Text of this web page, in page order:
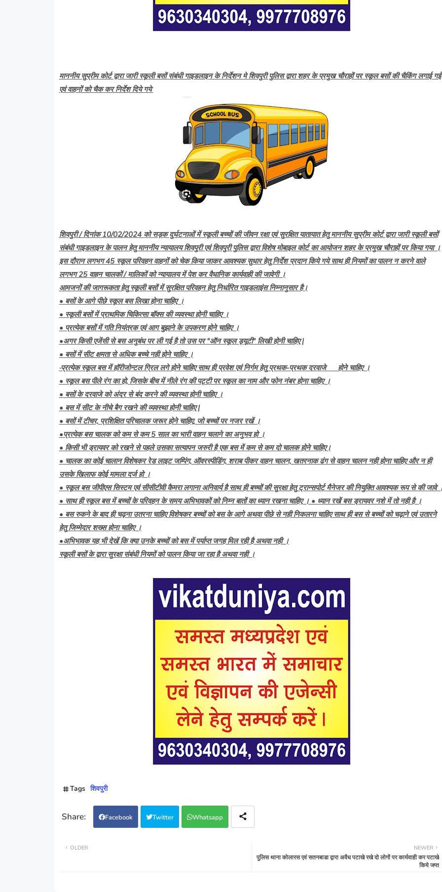
माननीय सुप्रीम कोर्ट द्वारा जारी स्कूली बसों संबंधी गाइडलाइन के निर्देशन मे शिवपुरी पुलिस द्वारा शहर के प्रमुख चौराहों पर स्कूल बसों की चैकिंग लगाई गई
एवं वाहनों को चैक कर निर्देश दिये गये
शिवपुरी / दिनांक 10/02/2024 को सड़क दुर्घटनाओं में स्कूली बच्चों की जीवन रक्षा एवं सुरक्षित यातायात हेतु माननीय सुप्रीम कोर्ट द्वारा जारी स्कूली बसों
संबंधी गाइडलाइन के पालन हेतु माननीय न्यायालय शिवपुरी एवं शिवपुरी पुलिस द्वारा विशेष मोबाइल कोर्ट का आयोजन शहर के प्रमुख चौराहों पर किया गया ।
इस दौरान लगभग 45 स्कूल परिवहन वाहनों को चेक किया जाकर आवश्यक सुधार हेतु निर्देश प्रदान किये गये साथ ही नियमों का पालन न करने वाले
लगभग 25 वाहन चालकों / मालिकों को न्यायालय में पेश कर वैधानिक कार्यवाही की जावेगी ।
आमजनों की जागरूकता हेतु स्कूली बसों में सुरक्षित परिवहन हेतु निर्धारित गाइडलाइंस निम्नानुसार है।
• बसों के आगे पीछे स्कूल बस लिखा होना चाहिए ।
• स्कूली बसों में प्राथमिक चिकित्सा बॉक्स की व्यवस्था होनी चाहिए ।
• प्रत्येक बसों में गति नियंत्रक एवं आग बुझाने के उपकरण होने चाहिए ।
•अगर किसी एजेंसी से बस अनुबंध पर ली गई है तो उस पर "ऑन स्कूल ड्यूटी" लिखी होनी चाहिए |
• बसों में सीट क्षमता से अधिक बच्चे नही होने चाहिए ।
·प्रत्येक स्कूल बस में हॉरीजोन्टल ग्रिल लगे होने चाहिए साथ ही प्रवेश एवं निर्गम हेतु प्रथक-प्रथक दरवाजे होने चाहिए ।
• स्कूल बस पीले रंग का हो, जिसके बीच में नीले रंग की पट्टी पर स्कूल का नाम और फोन नंबर होना चाहिए ।
• बसों के दरवाजे को अंदर से बंद करने की व्यवस्था होनी चाहिए ।
• बस में सीट के नीचे बैग रखने की व्यवस्था होनी चाहिए |
• बसों में टीचर, प्रशिक्षित परिचालक जरूर होने चाहिए, जो बच्चों पर नजर रखें ।
•प्रत्येक बस चालक को कम से कम 5 साल का भारी वाहन चलाने का अनुभव हो ।
• किसी भी ड्रायवर को रखने से पहले उसका सत्यापन जरुरी है एक बस में कम से कम दो चालक होने चाहिए।
• चालक का कोई चालान विशेषकर रेड लाइट जम्पिंग, ऑवरस्पीडिंग, शराब पीकर वाहन चालन, खतरनाक ढंग से वाहन चालन नही होना चाहिए और न ही
उसके खिलाफ कोई मामला दर्ज हो ।
• स्कूल बस जीपीएस सिस्टम एवं सीसीटीवी कैमरा लगाना अनिवार्य है साथ ही बच्चों की सुरक्षा हेतु ट्रान्सपोर्ट मैनेजर की नियुक्ति आवश्यक रूप से की जावे
• साथ ही स्कूल बस में बच्चों के परिवहन के समय अभिभावकों को निम्न बातों का ध्यान रखना चाहिए । • ध्यान रखें बस ड्रायवर नशे में तो नही है ।
• बस रुकने के बाद ही चढ़ना उतरना चाहिए विशेषकर बच्चों को बस के आगे अथवा पीछे से नही निकलना चाहिए साथ ही बस से बच्चों को चढ़ाने एवं उतारने
हेतु जिम्मेदार शख्स होना चाहिए ।
•अभिभावक यह भी देखें कि क्या उनके बच्चों को बस में पर्याप्त जगह मिल रही है अथवा नही ।
स्कूली बसों के द्वारा सुरक्षा संबंधी नियमों को पालन किया जा रहा है अथवा नही ।
Tags शिवपुरी
Facebook Twitter Whatsapp
NEWER
पुलिस थाना कोलारस एवं सतनबाडा द्वारा अवैध पटाखे रखे दो लोगों पर कार्यवाही कर पटाखे
किये जप्त
OLDER